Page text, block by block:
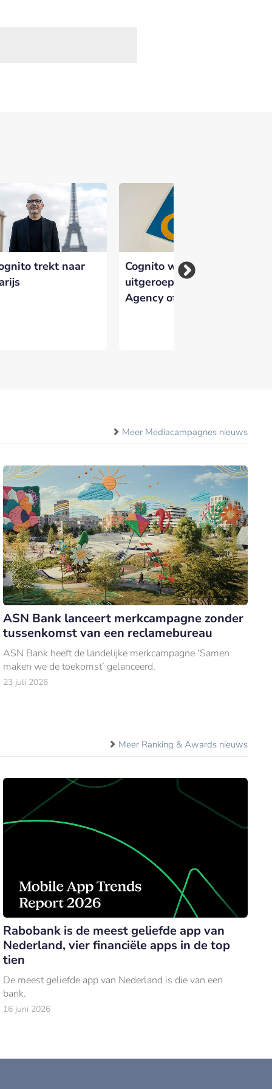
trekt naar
Cognito wederom
uitgeroepen tot
Agency of the Year
Meer Mediacampagnes nieuws
ASN Bank lanceert merkcampagne zonder
tussenkomst van een reclamebureau
ASN Bank heeft de landelijke merkcampagne ‘Samen
maken we de toekomst’ gelanceerd.
23 juli 2026
Meer Ranking & Awards nieuws
Rabobank is de meest geliefde app van
Nederland, vier financiële apps in de top
tien
De meest geliefde app van Nederland is die van een
bank.
16 juni 2026